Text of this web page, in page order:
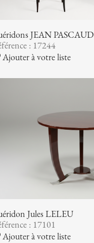
JEAN PASCAUD
: 17244
Ajouter à votre liste
Jules LELEU
: 17101
Ajouter à votre liste